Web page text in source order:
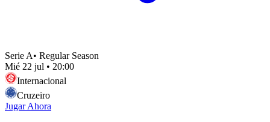
Serie A• Regular Season
Mié 22 jul • 20:00
Internacional
Cruzeiro
Jugar Ahora